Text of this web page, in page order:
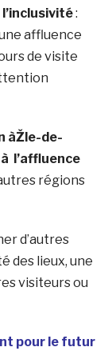
:
affluence
de visite
àŽle-de-
l’affluence
régions
d’autres
des lieux, une
visiteurs ou
pour le futur